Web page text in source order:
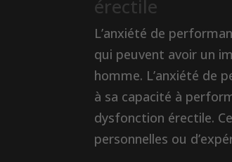
érectile
L’anxiété de
qui peuvent avoir un
homme. L’anxiété de
à sa capacité à
dysfonction érectile.
personnelles ou